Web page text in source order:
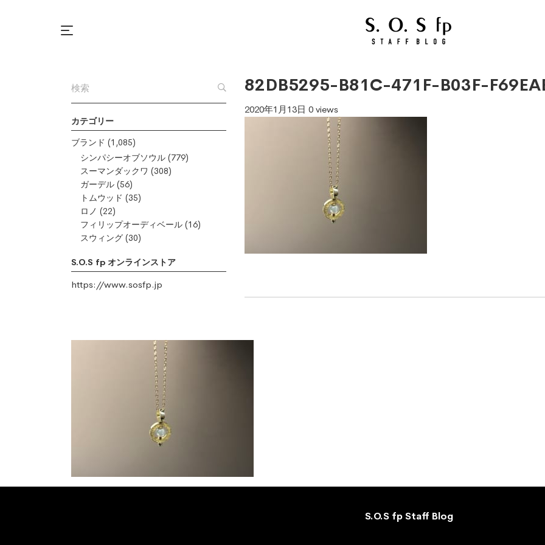
カテゴリー
ブランド (1,085)
シンパシーオブソウル (779)
スーマンダックワ (308)
ガーデル (56)
トムウッド (35)
ロノ (22)
フィリップオーディベール (16)
スウィング (30)
S.O.S fp オンラインストア
https://www.sosfp.jp
82DB5295-B81C-471F-B03F-
2020年1月13日 0 views
S.O.S fp Staff Blog